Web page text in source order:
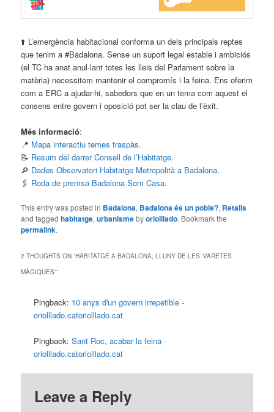
⬆️ L’emergència habitacional conforma un dels principals reptes
que tenim a #Badalona. Sense un suport legal estable i ambiciós
(el TC ha anat anul·lant totes les lleis del Parlament sobre la
matèria) necessitem mantenir el compromís i la feina. Ens oferim
com a ERC a ajudar-hi, sabedors que en un tema com aquest el
consens entre govern i oposició pot ser la clau de l’èxit.
Més informació:
📍 Mapa interactiu temes traspàs.
📝 Resum del darrer Consell de l’Habitatge.
🔎 Dades Observatori Habitatge Metropolità a Badalona.
🖇️ Roda de premsa Badalona Som Casa.
This entry was posted in Badalona, Badalona és un poble?, Retalls
and taggedhabitatge,urbanismebyoriolllado. Bookmark the
permalink.
2 THOUGHTS ON “HABITATGE A BADALONA, LLUNY DE LES 'VARETES
MÀGIQUES'”
Pingback: 10 anys d'un govern irrepetible -
oriolllado.catoriolllado.cat
Pingback:Sant Roc, acabar la feina -
oriolllado.catoriolllado.cat
Leave a Reply